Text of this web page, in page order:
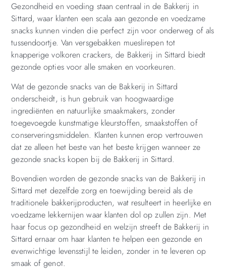
Gezondheid en voeding staan centraal in de Bakkerij in
Sittard, waar klanten een scala aan gezonde en voedzame
snacks kunnen vinden die perfect zijn voor onderweg of als
tussendoortje. Van versgebakken mueslirepen tot
knapperige volkoren crackers, de Bakkerij in Sittard biedt
gezonde opties voor alle smaken en voorkeuren.
Wat de gezonde snacks van de Bakkerij in Sittard
onderscheidt, is hun gebruik van hoogwaardige
ingrediënten en natuurlijke smaakmakers, zonder
toegevoegde kunstmatige kleurstoffen, smaakstoffen of
conserveringsmiddelen. Klanten kunnen erop vertrouwen
dat ze alleen het beste van het beste krijgen wanneer ze
gezonde snacks kopen bij de Bakkerij in Sittard.
Bovendien worden de gezonde snacks van de Bakkerij in
Sittard met dezelfde zorg en toewijding bereid als de
traditionele bakkerijproducten, wat resulteert in heerlijke en
voedzame lekkernijen waar klanten dol op zullen zijn. Met
haar focus op gezondheid en welzijn streeft de Bakkerij in
Sittard ernaar om haar klanten te helpen een gezonde en
evenwichtige levensstijl te leiden, zonder in te leveren op
smaak of genot.